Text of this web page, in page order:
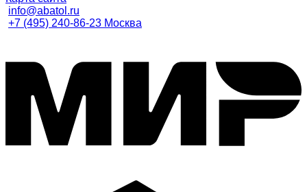
info@abatol.ru
+7 (495) 240-86-23 Москва